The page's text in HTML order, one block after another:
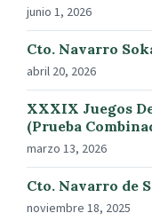
junio 1, 2026
Cto. Navarro
abril 20, 2026
XXXIX Juegos
(Prueba
marzo 13, 2026
Cto. Navarro de
noviembre 18, 2025